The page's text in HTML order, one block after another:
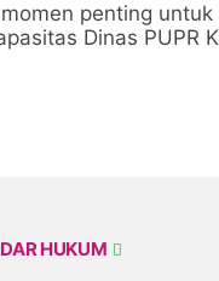
penting
Dinas PUPR
HUKUM